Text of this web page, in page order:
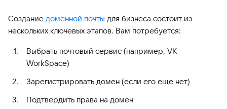
Создание доменной почты для бизнеса состоит из
нескольких ключевых этапов. Вам потребуется:
Выбрать почтовый сервис (например, VK
WorkSpace)
Зарегистрировать домен (если его еще нет)
Подтвердить права на домен